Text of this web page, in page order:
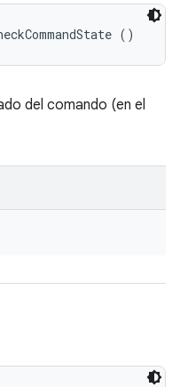
()
del comando (en el